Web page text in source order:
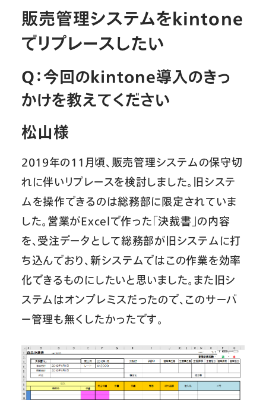
販売管理システムをkintone
でリプレースしたい
Q：今回のkintone導入のきっ
かけを教えてください
松山様
2019年の11月頃、販売管理システムの保守切
れに伴いリプレースを検討しました。旧システ
ムを操作できるのは総務部に限定されていま
した。営業がExcelで作った「決裁書」の内容
を、受注データとして総務部が旧システムに打
ち込んでおり、新システムではこの作業を効率
化できるものにしたいと思いました。また旧シ
ステムはオンプレミスだったので、このサーバ
ー管理も無くしたかったです。